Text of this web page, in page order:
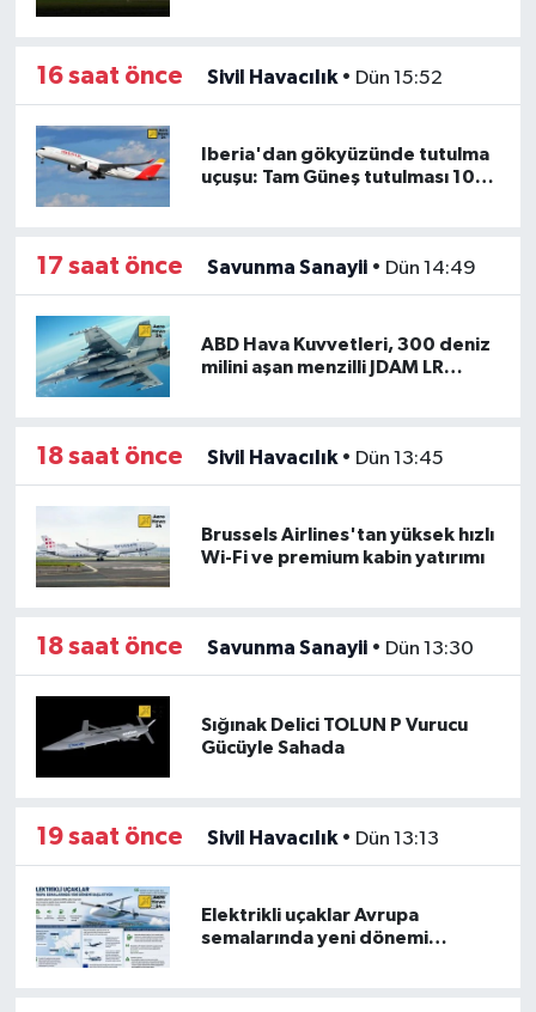
16 saat önce Sivil Havacılık• Dün 15:52
Iberia'dan gökyüzünde tutulma
uçuşu: Tam Güneş tutulması 10
17 saat önce Savunma Sanayii• Dün 14:49
ABD Hava Kuvvetleri, 300 deniz
milini aşan menzilli JDAM LR
18 saat önce Sivil Havacılık• Dün 13:45
Brussels Airlines'tan yüksek hızlı
Wi-Fi ve premium kabin yatırımı
18 saat önce Savunma Sanayii• Dün 13:30
Sığınak Delici TOLUN P Vurucu
Gücüyle Sahada
19 saat önce Sivil Havacılık• Dün 13:13
Elektrikli uçaklar Avrupa
semalarında yeni dönemi